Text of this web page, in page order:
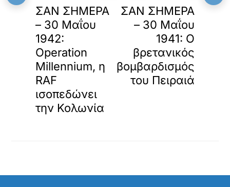
ΣΑΝ ΣΗΜΕΡΑ
– 30 Μαΐου
1942:
Operation
Millennium, η
RAF
ισοπεδώνει
την Κολωνία
ΣΑΝ ΣΗΜΕΡΑ
– 30 Μαΐου
1941: Ο
βρετανικός
βομβαρδισμός
του Πειραιά